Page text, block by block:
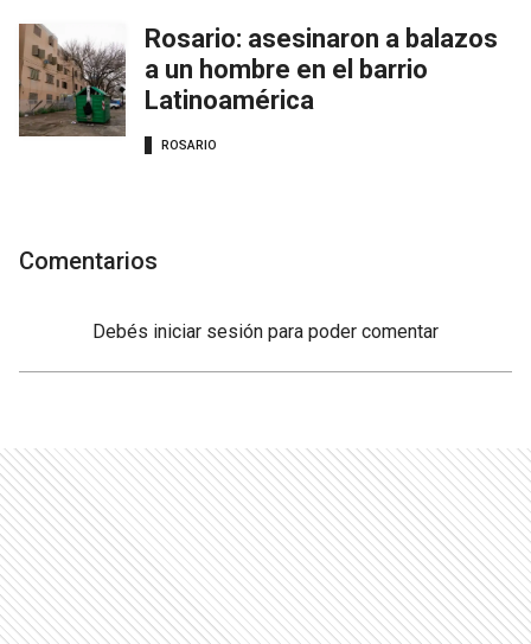
Rosario: asesinaron a balazos
a un hombre en el barrio
Latinoamérica
ROSARIO
Comentarios
Debés iniciar sesión para poder comentar